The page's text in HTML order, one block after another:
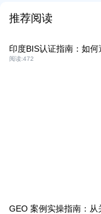
推荐阅读
印度BIS认证指南：如
阅读:472
GEO 案例实操指南：从